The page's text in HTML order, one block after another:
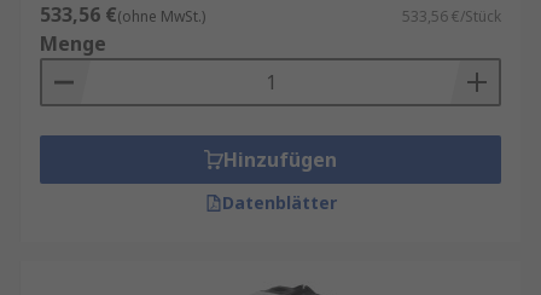
533,56 €(ohne MwSt.) 533,56 €/Stück
Menge
Hinzufügen
Datenblätter